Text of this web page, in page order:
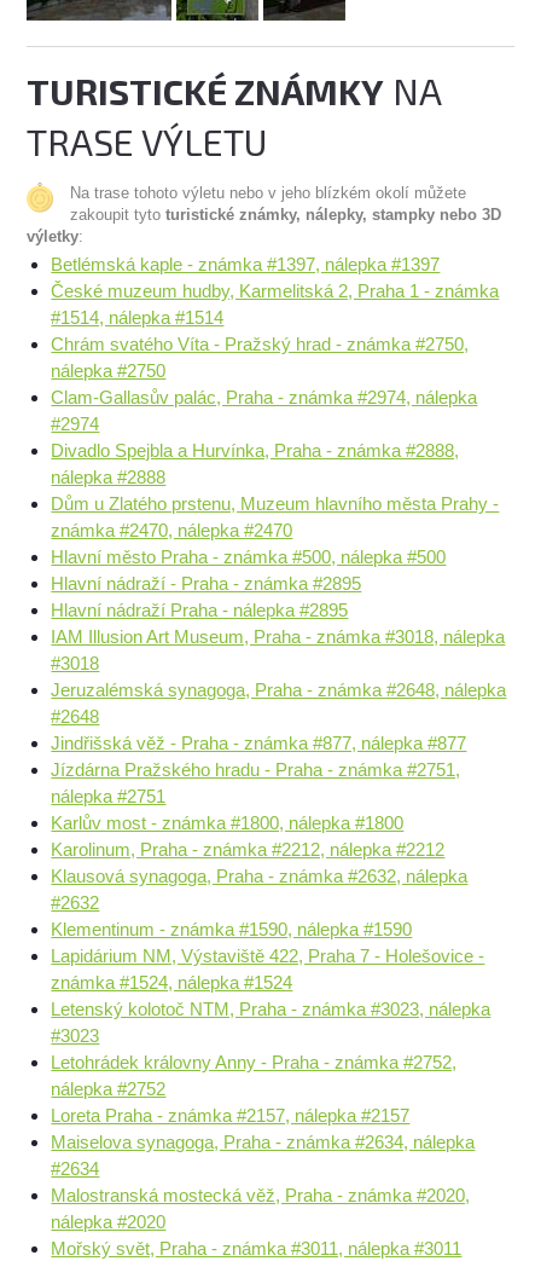
TURISTICKÉ ZNÁMKY NA
TRASE VÝLETU
Na trase tohoto výletu nebo v jeho blízkém okolí můžete
zakoupit tytoturistické známky, nálepky, stampky nebo 3D
výletky:
Betlémská kaple - známka #1397, nálepka #1397
České muzeum hudby, Karmelitská 2, Praha 1 - známka
#1514, nálepka #1514
Chrám svatého Víta - Pražský hrad - známka #2750,
nálepka #2750
Clam-Gallasův palác, Praha - známka #2974, nálepka
#2974
Divadlo Spejbla a Hurvínka, Praha - známka #2888,
nálepka #2888
Dům u Zlatého prstenu, Muzeum hlavního města Prahy -
známka #2470, nálepka #2470
Hlavní město Praha - známka #500, nálepka #500
Hlavní nádraží - Praha - známka #2895
Hlavní nádraží Praha - nálepka #2895
IAM Illusion Art Museum, Praha - známka #3018, nálepka
#3018
Jeruzalémská synagoga, Praha - známka #2648, nálepka
#2648
Jindřišská věž - Praha - známka #877, nálepka #877
Jízdárna Pražského hradu - Praha - známka #2751,
nálepka #2751
Karlův most - známka #1800, nálepka #1800
Karolinum, Praha - známka #2212, nálepka #2212
Klausová synagoga, Praha - známka #2632, nálepka
#2632
Klementinum - známka #1590, nálepka #1590
Lapidárium NM, Výstaviště 422, Praha 7 - Holešovice -
známka #1524, nálepka #1524
Letenský kolotoč NTM, Praha - známka #3023, nálepka
#3023
Letohrádek královny Anny - Praha - známka #2752,
nálepka #2752
Loreta Praha - známka #2157, nálepka #2157
Maiselova synagoga, Praha - známka #2634, nálepka
#2634
Malostranská mostecká věž, Praha - známka #2020,
nálepka #2020
Mořský svět, Praha - známka #3011, nálepka #3011